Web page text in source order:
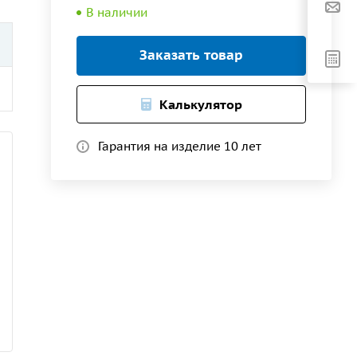
В наличии
Заказать товар
Калькулятор
Гарантия на изделие 10 лет